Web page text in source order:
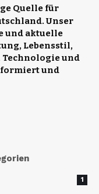
Quelle für
Unser
und aktuelle
Lebensstil,
Technologie und
und
1